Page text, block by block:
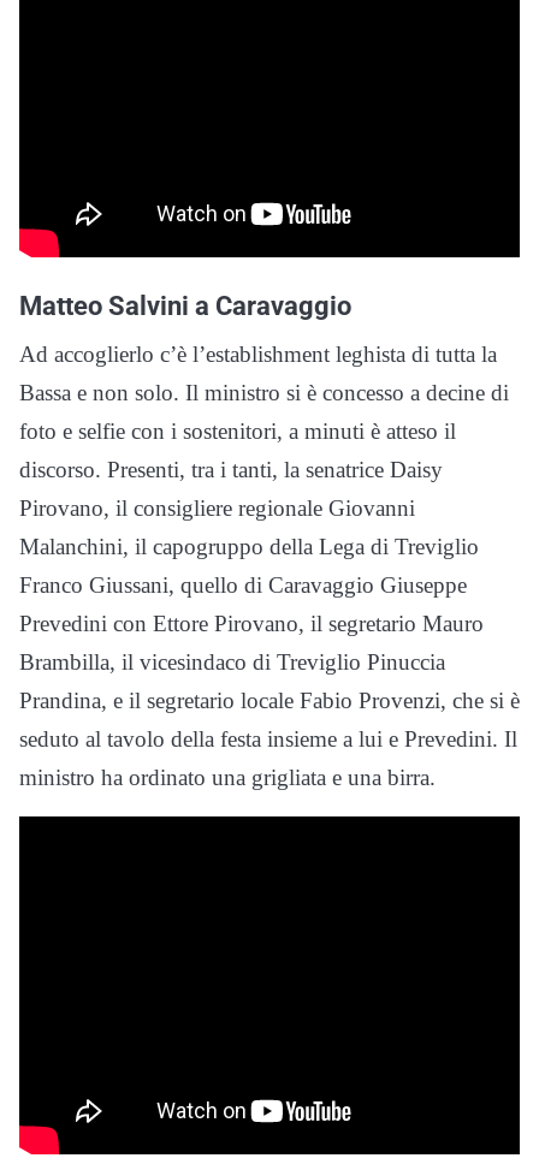
Matteo Salvini a Caravaggio
Ad accoglierlo c’è l’establishment leghista di tutta la
Bassa e non solo. Il ministro si è concesso a decine di
foto e selfie con i sostenitori, a minuti è atteso il
discorso. Presenti, tra i tanti, la senatrice Daisy
Pirovano, il consigliere regionale Giovanni
Malanchini, il capogruppo della Lega di Treviglio
Franco Giussani, quello di Caravaggio Giuseppe
Prevedini con Ettore Pirovano, il segretario Mauro
Brambilla, il vicesindaco di Treviglio Pinuccia
Prandina, e il segretario locale Fabio Provenzi, che si è
seduto al tavolo della festa insieme a lui e Prevedini. Il
ministro ha ordinato una grigliata e una birra.